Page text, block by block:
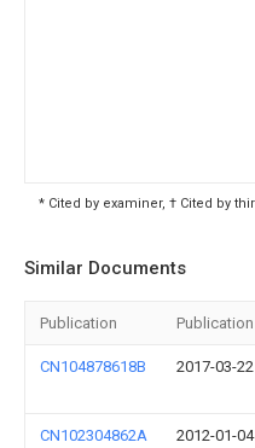
* Cited by examiner, † Cited by
Similar Documents
Publication
CN104878618B 2017-03-22
CN102304862A 2012-01-04